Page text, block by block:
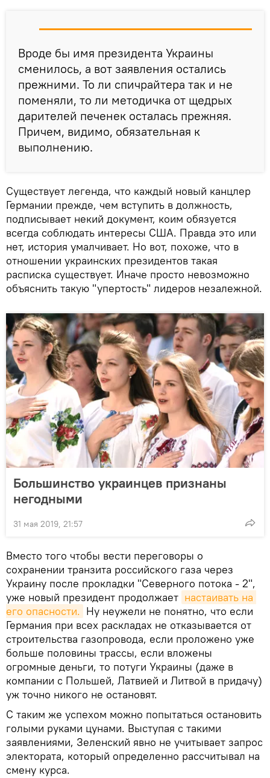
Вроде бы имя президента Украины
сменилось, а вот заявления остались
прежними. То ли спичрайтера так и не
поменяли, то ли методичка от щедрых
дарителей печенек осталась прежняя.
Причем, видимо, обязательная к
выполнению.
Существует легенда, что каждый новый канцлер
Германии прежде, чем вступить в должность,
подписывает некий документ, коим обязуется
всегда соблюдать интересы США. Правда это или
нет, история умалчивает. Но вот, похоже, что в
отношении украинских президентов такая
расписка существует. Иначе просто невозможно
объяснить такую "упертость" лидеров незалежной.
Большинство украинцев признаны
негодными
31 мая 2019, 21:57
Вместо того чтобы вести переговоры о
сохранении транзита российского газа через
Украину после прокладки "Северного потока - 2",
уже новый президент продолжает настаивать на
его опасности. Ну неужели не понятно, что если
Германия при всех раскладах не отказывается от
строительства газопровода, если проложено уже
больше половины трассы, если вложены
огромные деньги, то потуги Украины (даже в
компании с Польшей, Латвией и Литвой в придачу)
уж точно никого не остановят.
С таким же успехом можно попытаться остановить
голыми руками цунами. Выступая с такими
заявлениями, Зеленский явно не учитывает запрос
электората, который определенно рассчитывал на
смену курса.